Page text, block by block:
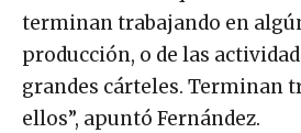
terminan trabajando en
producción, o de las
grandes cárteles. Terminan
ellos”, apuntó Fernández.